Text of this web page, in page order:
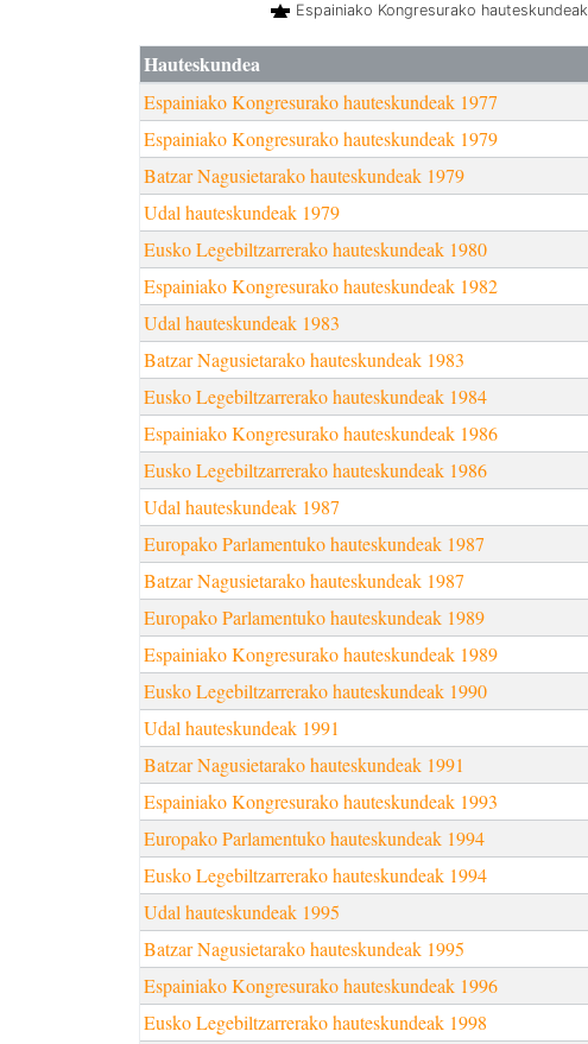
Espainiako Kongresurako hauteskundeak
Hauteskundea
Espainiako Kongresurako hauteskundeak 1977
Espainiako Kongresurako hauteskundeak 1979
Batzar Nagusietarako hauteskundeak 1979
Udal hauteskundeak 1979
Eusko Legebiltzarrerako hauteskundeak 1980
Espainiako Kongresurako hauteskundeak 1982
Udal hauteskundeak 1983
Batzar Nagusietarako hauteskundeak 1983
Eusko Legebiltzarrerako hauteskundeak 1984
Espainiako Kongresurako hauteskundeak 1986
Eusko Legebiltzarrerako hauteskundeak 1986
Udal hauteskundeak 1987
Europako Parlamentuko hauteskundeak 1987
Batzar Nagusietarako hauteskundeak 1987
Europako Parlamentuko hauteskundeak 1989
Espainiako Kongresurako hauteskundeak 1989
Eusko Legebiltzarrerako hauteskundeak 1990
Udal hauteskundeak 1991
Batzar Nagusietarako hauteskundeak 1991
Espainiako Kongresurako hauteskundeak 1993
Europako Parlamentuko hauteskundeak 1994
Eusko Legebiltzarrerako hauteskundeak 1994
Udal hauteskundeak 1995
Batzar Nagusietarako hauteskundeak 1995
Espainiako Kongresurako hauteskundeak 1996
Eusko Legebiltzarrerako hauteskundeak 1998